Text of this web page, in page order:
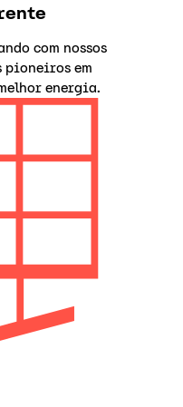
com nossos
pioneiros em
energia.